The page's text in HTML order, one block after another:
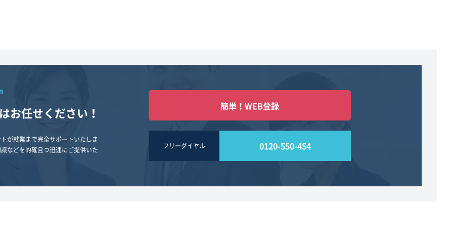
お任せください！
が就業まで完全サポートいたしま
などを的確且つ迅速にご提供いた
簡単！WEB登録
フリーダイヤル 0120-550-454